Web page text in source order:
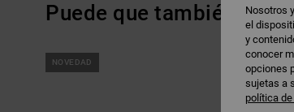
Puede que también te
criterios
ordenar
NOVEDAD
Nosotros
el
y
conocer
opciones
sujetas a
política